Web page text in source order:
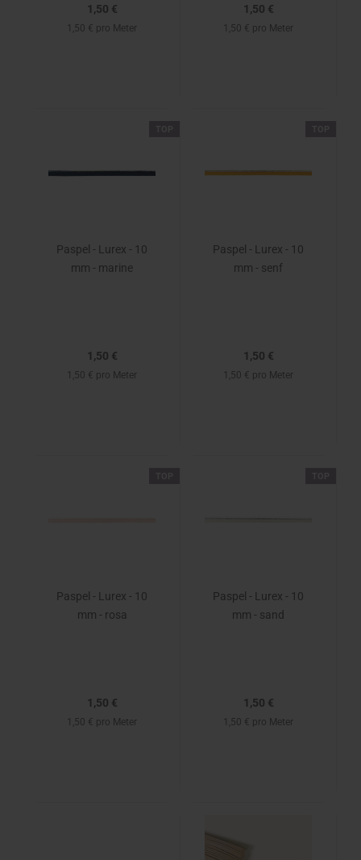
1,50 €
1,50 € pro Meter
1,50 €
1,50 € pro Meter
Paspel - Lurex - 10
mm - marine
1,50 €
1,50 € pro Meter
Paspel - Lurex - 10
mm - senf
1,50 €
1,50 € pro Meter
Paspel - Lurex - 10
mm - rosa
1,50 €
1,50 € pro Meter
Paspel - Lurex - 10
mm - sand
1,50 €
1,50 € pro Meter